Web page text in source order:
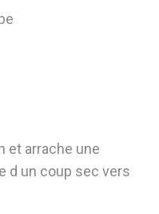
et arrache une
d un coup sec vers